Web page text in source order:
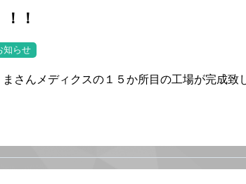
！
知らせ
さんメディクスの１５か所目の工場が完成致